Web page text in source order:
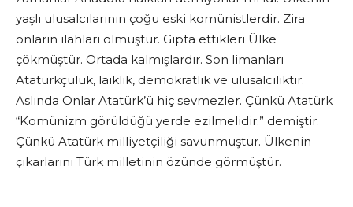
yaşlı ulusalcılarının çoğu eski komünistlerdir. Zira
onların ilahları ölmüştür. Gıpta ettikleri Ülke
çökmüştür. Ortada kalmışlardır. Son limanları
Atatürkçülük, laiklik, demokratlık ve ulusalcılıktır.
Aslında Onlar Atatürk’ü hiç sevmezler. Çünkü Atatürk
“Komünizm görüldüğü yerde ezilmelidir.” demiştir.
Çünkü Atatürk milliyetçiliği savunmuştur. Ülkenin
çıkarlarını Türk milletinin özünde görmüştür.